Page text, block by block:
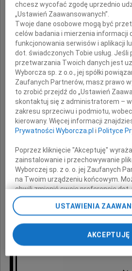
Z wielkim żalem
profesora w
w
byłego
wybitnego
i
Człowieka o
Dyrekcja i
chcesz wycofać zgodę uprzednio
„Ustawień Zaawansowanych”.
Twoje dane osobowe mogą być
celów badania i mierzenia informacji
funkcjonowania serwisów i aplikacji
dot. świadczonych Tobie usług. Jeśli
przetwarzania Twoich danych jest
Wyborcza sp. z o.o., jej spółki
Zaufanych Partnerów, masz prawo
to zrobić przejdź do „Ustawień
skontaktuj się z administratorem –
zakresu sprzeciwu i podmiotu,
kierowany. Więcej informacji
Prywatności Wyborcza.pl i Polityce
Poprzez kliknięcie "Akceptuję"
zainstalowanie i przechowywanie
Wyborczej sp. z o. o. jej Zaufanych
na Twoim urządzeniu końcowym.
chwili zmienić swoje preferencje dot.
ponownie wywołując narzędzie do
preferencjami dot. przetwarzania
odnośnik „Ustawienia prywatności”
przechodząc do sekcji „Ustawienia
Zmiana ustawień plików cookie
pomocą ustawień przeglądarki.
USTAWIENIA
AKCEPTUJĘ